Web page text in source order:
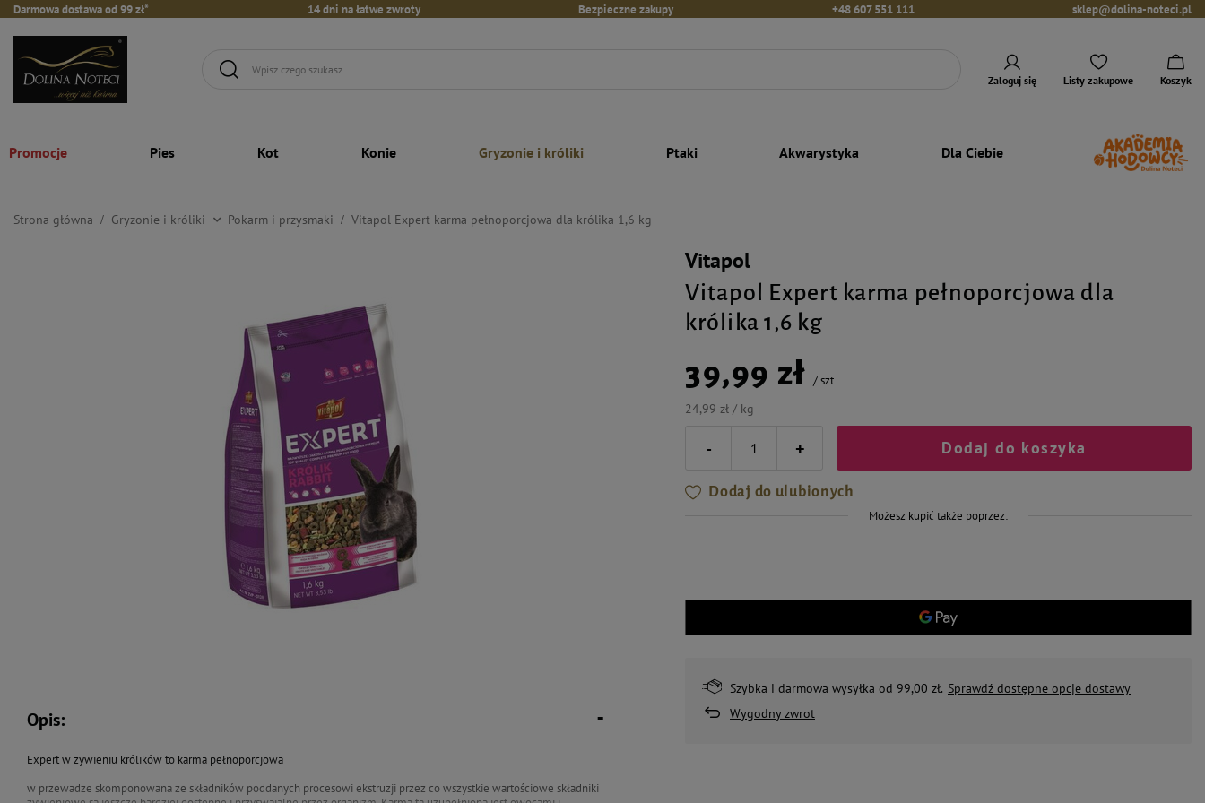
Darmowa dostawa od 99 zł* 14 dni na łatwe zwroty Bezpieczne zakupy +48 607 551 111 sklep@dolina-noteci.pl
Zaloguj się Listy zakupowe Koszyk
Promocje Pies Kot Konie Gryzonie i króliki Ptaki Akwarystyka Dla Ciebie
Strona główna Gryzonie i króliki Pokarm i przysmaki Vitapol Expert karma pełnoporcjowa dla królika 1,6 kg
Vitapol
Vitapol Expert karma pełnoporcjowa dla
królika 1,6 kg
39,99 zł /szt.
24,99 zł / kg
- + Dodaj do koszyka
Dodaj do ulubionych
Możesz kupić także poprzez:
Szybka i darmowa wysyłka od 99,00 zł. Sprawdź dostępne opcje dostawy
Wygodny zwrot
Opis:
Expert w żywieniu królików to karma pełnoporcjowa
w przewadze skomponowana ze składników poddanych procesowi ekstruzji przez co wszystkie wartościowe składniki